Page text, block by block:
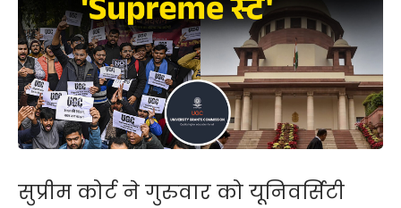
सुप्रीम कोर्ट ने गुरुवार को यूनिवर्सिटी